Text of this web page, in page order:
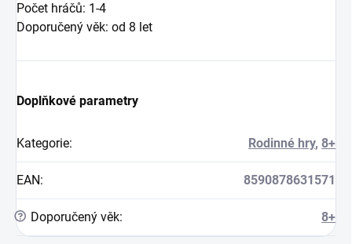
Počet hráčů: 1-4
Doporučený věk: od 8 let
Doplňkové parametry
Kategorie: Rodinné hry, 8+
EAN: 8590878631571
? Doporučený věk: 8+